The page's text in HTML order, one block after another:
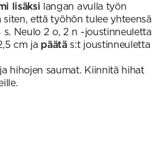
lisäksi langan avulla työn
siten, että työhön tulee yhteensä
s. Neulo 2 o, 2 n -joustinneuletta
cm ja päätäs:t joustinneuletta
hihojen saumat. Kiinnitä hihat